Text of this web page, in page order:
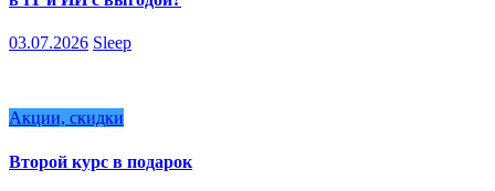
03.07.2026 Sleep
Акции, скидки
Второй курс в подарок